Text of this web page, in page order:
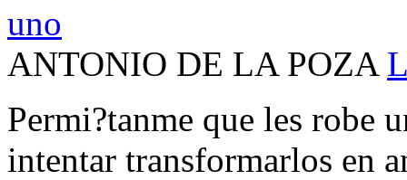
ANTONIO DE LA POZA
Permi?tanme que les robe
intentar transformarlos en